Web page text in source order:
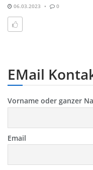
06.03.2023 0
EMail
Vorname oder ganzer
Email